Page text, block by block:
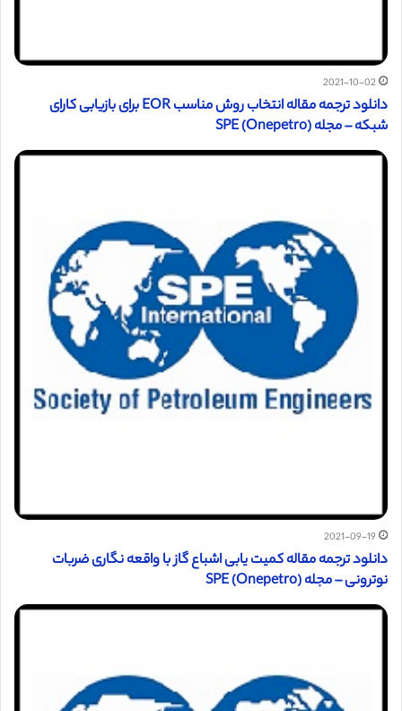
2021-10-02
دانلود ترجمه مقاله انتخاب روش مناسب EOR برای بازیابی کارای
شبکه – مجله (SPE (Onepetro
2021-09-19
دانلود ترجمه مقاله کمیت یابی اشباع گاز با واقعه نگاری ضربات
نوترونی – مجله (SPE (Onepetro